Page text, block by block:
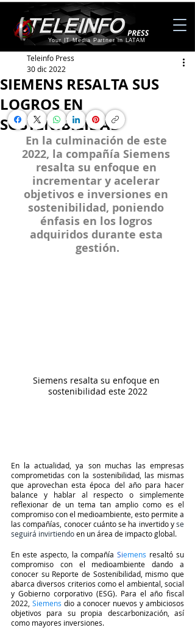
Your IT Media Partner in LATAM
SIEMENS RESALTA SUS
LOGROS EN
SOSTENIBILIDAD
Teleinfo Press
30 dic 2022
En la culminación de este
2022, la compañía Siemens
resalta su enfoque en
incrementar y acelerar
objetivos e inversiones en
sostenibilidad, poniendo
énfasis en los logros
adquiridos durante esta
gestión.
Siemens resalta su enfoque en
sostenibilidad este 2022
En la actualidad, ya son muchas las empresas
comprometidas con la sostenibilidad, las mismas
que aprovechan esta época del año para hacer
balance y hablar al respecto o simplemente
reflexionar de un tema tan amplio como es el
compromiso con el medioambiente, esto permite a
las compañías, conocer cuánto se ha invertido y se
seguirá invirtiendoen un área de impacto global.
En este aspecto, la compañía Siemens resaltó su
compromiso con el medioambiente dando a
conocer su Reporte de Sostenibilidad, mismo que
abarca diversos criterios como el ambiental, social
y Gobierno corporativo (ESG). Para el año fiscal
2022, Siemens dio a conocer nuevos y ambiciosos
objetivos para su propia descarbonización, así
como mayores inversiones.